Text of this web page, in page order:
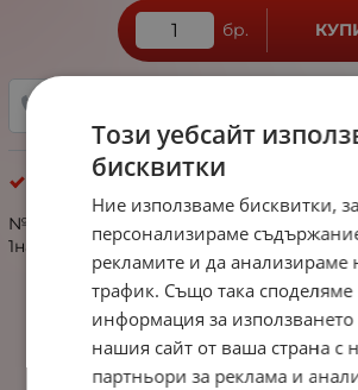
бр.
Хризокола
№353321 Хризокола ~2мм топче
1наниз
Този уебсайт
бисквитки
Ние използваме бисквитки,
персонализираме
рекламите и да анализираме
трафик. Също така споделяме
информация за използването
нашия сайт от ваша страна с
партньори за реклама и